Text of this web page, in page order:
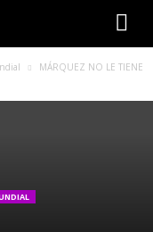
MÁRQUEZ NO LE TIENE